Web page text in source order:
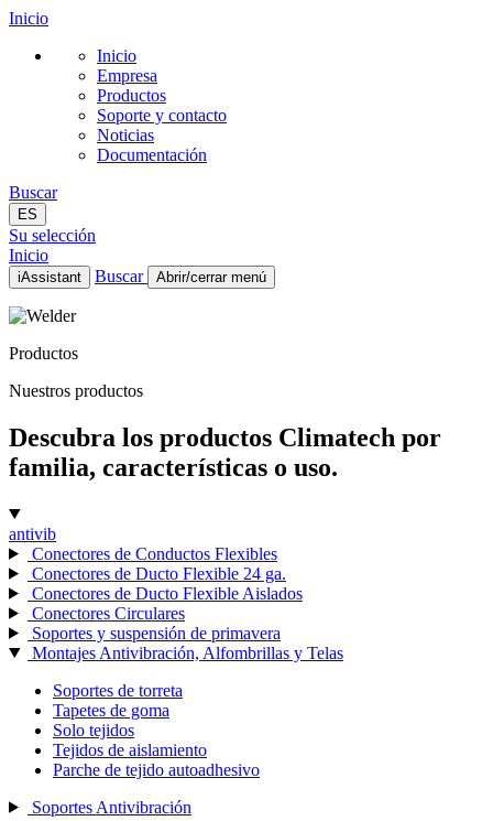
Inicio
Inicio
Empresa
Productos
Soporte y contacto
Noticias
Documentación
Buscar
ES
Su selección
Inicio
iAssistant Buscar Abrir/cerrar menú
Inicio
Productos
Noticias
ES
Productos
Nuestros productos
Descubra los productos Climatech por
familia, características o uso.
antivib
Conectores de Conductos Flexibles
Conectores de Ducto Flexible 24 ga.
Conectores de Ducto Flexible Aislados
Conectores Circulares
Soportes y suspensión de primavera
Montajes Antivibración, Alfombrillas y Telas
Soportes de torreta
Tapetes de goma
Solo tejidos
Tejidos de aislamiento
Parche de tejido autoadhesivo
Soportes Antivibración